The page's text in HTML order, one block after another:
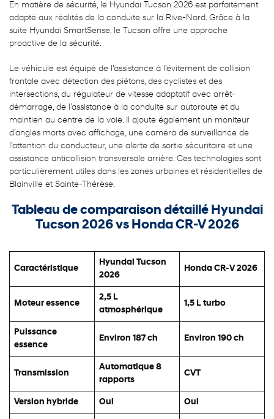
En matière de sécurité, le Hyundai Tucson 2026 est parfaitement
adapté aux réalités de la conduite sur la Rive-Nord. Grâce à la
suite Hyundai SmartSense, le Tucson offre une approche
proactive de la sécurité.
Le véhicule est équipé de l’assistance à l’évitement de collision
frontale avec détection des piétons, des cyclistes et des
intersections, du régulateur de vitesse adaptatif avec arrêt-
démarrage, de l’assistance à la conduite sur autoroute et du
maintien au centre de la voie. Il ajoute également un moniteur
d’angles morts avec affichage, une caméra de surveillance de
l’attention du conducteur, une alerte de sortie sécuritaire et une
assistance anticollision transversale arrière. Ces technologies sont
particulièrement utiles dans les zones urbaines et résidentielles de
Blainville et Sainte-Thérèse.
Tableau de comparaison détaillé Hyundai
Tucson 2026 vs Honda CR-V 2026
Caractéristique
Hyundai Tucson
2026
Honda CR-V 2026
Moteur essence
2,5 L
atmosphérique
1,5 L turbo
Puissance
essence
Environ 187 ch Environ 190 ch
Transmission
Automatique 8
rapports
CVT
Version hybride Oui Oui